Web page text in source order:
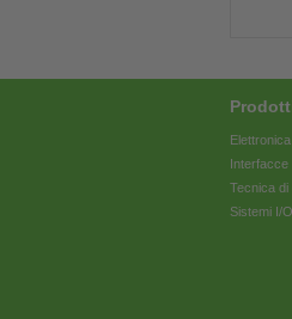
Interfacce
Tecnica
Sistemi I/O